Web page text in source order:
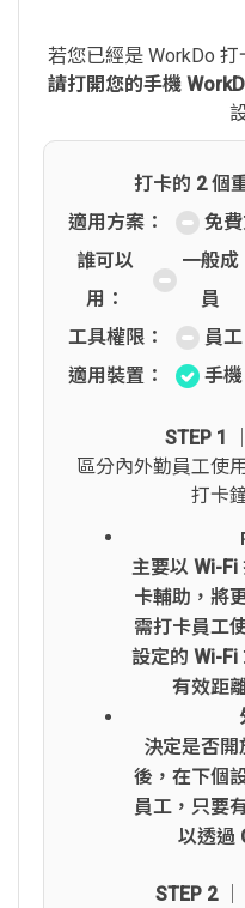
若您已經是 WorkDo
請打開您的手機
打卡的 2 個
適用方案：
免
誰可以
用：
一般成
員
工具權限：
員工
適用裝置：
手
STEP 1
區分內外勤員工使
打卡
主要以 Wi-Fi
卡輔助，將
需打卡員工
設定的 Wi-Fi
有效距
決定是否
後，在下個
員工，只要
以透過
STEP 2 │